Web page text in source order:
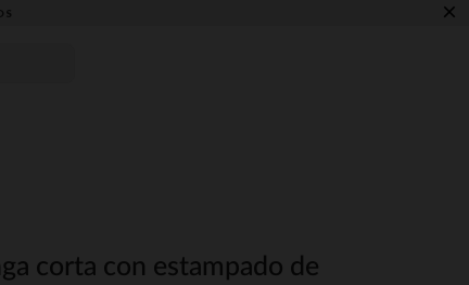
×
corta con estampado de